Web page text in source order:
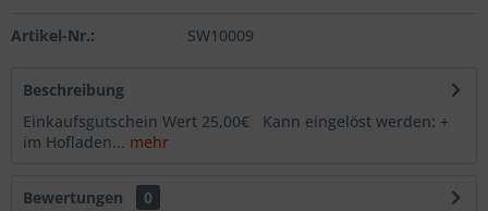
Artikel-Nr.: SW10009
Beschreibung
Einkaufsgutschein Wert 25,00€ Kann eingelöst werden: +
im Hofladen... mehr
Bewertungen
0